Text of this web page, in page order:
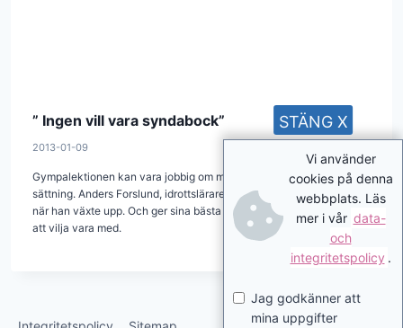
” Ingen vill vara syndabock”
2013-01-09
Gympalektionen kan vara jobbig om man har en funktionsned­
sättning. Anders Forslund, idrottslärare i rullstol, berättar hur det var
när han växte upp. Och ger sina bästa tips på hur man kan få alla
att vilja vara med.
Vi använder
cookies på denna
webbplats. Läs
mer i vår data-
och
integritetspolicy .
Jag godkänner att
mina uppgifter
STÄNG X